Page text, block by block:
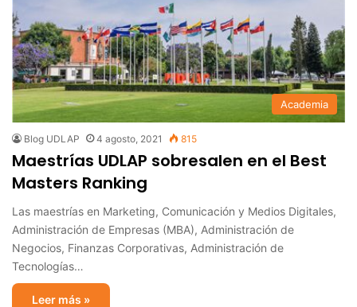
Academia
Blog UDLAP 4 agosto, 2021 815
Maestrías UDLAP sobresalen en el Best
Masters Ranking
Las maestrías en Marketing, Comunicación y Medios Digitales,
Administración de Empresas (MBA), Administración de
Negocios, Finanzas Corporativas, Administración de
Tecnologías…
Leer más »